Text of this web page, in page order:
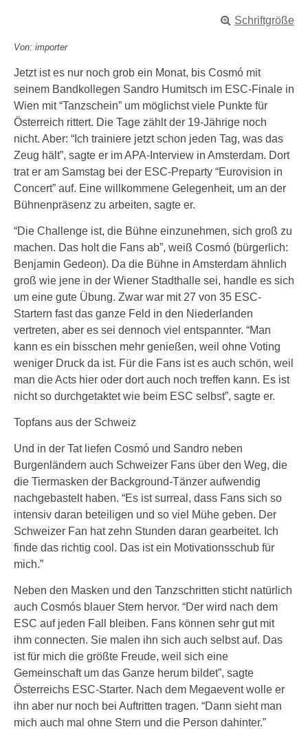
Schriftgröße
Von: importer
Jetzt ist es nur noch grob ein Monat, bis Cosmó mit
seinem Bandkollegen Sandro Humitsch im ESC-Finale in
Wien mit “Tanzschein” um möglichst viele Punkte für
Österreich rittert. Die Tage zählt der 19-Jährige noch
nicht. Aber: “Ich trainiere jetzt schon jeden Tag, was das
Zeug hält”, sagte er im APA-Interview in Amsterdam. Dort
trat er am Samstag bei der ESC-Preparty “Eurovision in
Concert” auf. Eine willkommene Gelegenheit, um an der
Bühnenpräsenz zu arbeiten, sagte er.
“Die Challenge ist, die Bühne einzunehmen, sich groß zu
machen. Das holt die Fans ab”, weiß Cosmó (bürgerlich:
Benjamin Gedeon). Da die Bühne in Amsterdam ähnlich
groß wie jene in der Wiener Stadthalle sei, handle es sich
um eine gute Übung. Zwar war mit 27 von 35 ESC-
Startern fast das ganze Feld in den Niederlanden
vertreten, aber es sei dennoch viel entspannter. “Man
kann es ein bisschen mehr genießen, weil ohne Voting
weniger Druck da ist. Für die Fans ist es auch schön, weil
man die Acts hier oder dort auch noch treffen kann. Es ist
nicht so durchgetaktet wie beim ESC selbst”, sagte er.
Topfans aus der Schweiz
Und in der Tat liefen Cosmó und Sandro neben
Burgenländern auch Schweizer Fans über den Weg, die
die Tiermasken der Background-Tänzer aufwendig
nachgebastelt haben. “Es ist surreal, dass Fans sich so
intensiv daran beteiligen und so viel Mühe geben. Der
Schweizer Fan hat zehn Stunden daran gearbeitet. Ich
finde das richtig cool. Das ist ein Motivationsschub für
mich.”
Neben den Masken und den Tanzschritten sticht natürlich
auch Cosmós blauer Stern hervor. “Der wird nach dem
ESC auf jeden Fall bleiben. Fans können sehr gut mit
ihm connecten. Sie malen ihn sich auch selbst auf. Das
ist für mich die größte Freude, weil sich eine
Gemeinschaft um das Ganze herum bildet”, sagte
Österreichs ESC-Starter. Nach dem Megaevent wolle er
ihn aber nur noch bei Auftritten tragen. “Dann sieht man
mich auch mal ohne Stern und die Person dahinter.”